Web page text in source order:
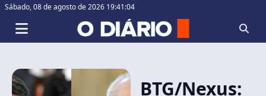
Sábado,08 de agosto de 2026 19:41:05
BTG/Nexus: